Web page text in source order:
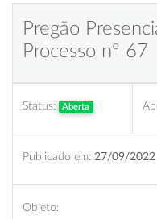
Pregão
Processo nº 67
Status: Aberta
Publicado em: 27/09/2022
Objeto: